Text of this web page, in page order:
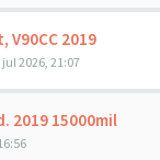
2019
jul 2026, 21:07
2019 15000mil